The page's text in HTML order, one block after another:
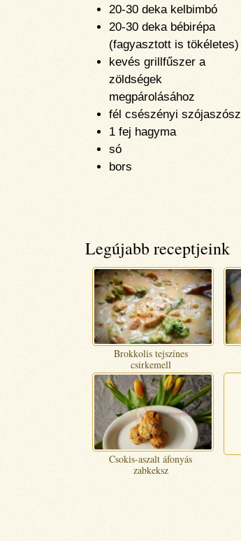
20-30 deka kelbimbó
20-30 deka bébirépa
(fagyasztott is tökéletes)
kevés grillfűszer a
zöldségek
megpárolásához
fél csészényi szójaszósz
1 fej hagyma
só
bors
Legújabb receptjeink
Brokkolis tejszínes
csirkemell
Csokis-aszalt áfonyás
zabkeksz